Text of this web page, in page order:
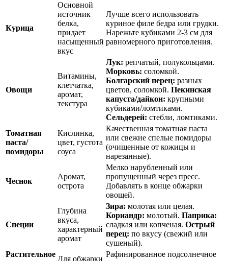
Курица
Основной
источник
белка,
придает
насыщенный
вкус
Лучше всего использовать
куриное филе бедра или грудки.
Нарежьте кубиками 2-3 см для
равномерного приготовления.
Овощи
Витамины,
клетчатка,
аромат,
текстура
Лук: репчатый, полукольцами.
Морковь: соломкой.
Болгарский перец: разных
цветов, соломкой. Пекинская
капуста/дайкон: крупными
кубиками/ломтиками.
Сельдерей: стебли, ломтиками.
Томатная
паста/
помидоры
Кислинка,
цвет, густота
соуса
Качественная томатная паста
или свежие спелые помидоры
(очищенные от кожицы и
нарезанные).
Чеснок
Аромат,
острота
Мелко нарубленный или
пропущенный через пресс.
Добавлять в конце обжарки
овощей.
Специи
Глубина
вкуса,
характерный
аромат
Зира: молотая или целая.
Кориандр: молотый. Паприка:
сладкая или копченая. Острый
перец: по вкусу (свежий или
сушеный).
Растительное
Для обжарки
Рафинированное подсолнечное